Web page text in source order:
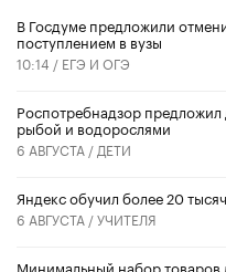
В Госдуме предложили
поступлением в вузы
10:14 / ЕГЭ И ОГЭ
Роспотребнадзор
рыбой и водорослями
6 АВГУСТА / ДЕТИ
​Яндекс обучил более 20
6 АВГУСТА /УЧИТЕЛЯ
Минимальный набор